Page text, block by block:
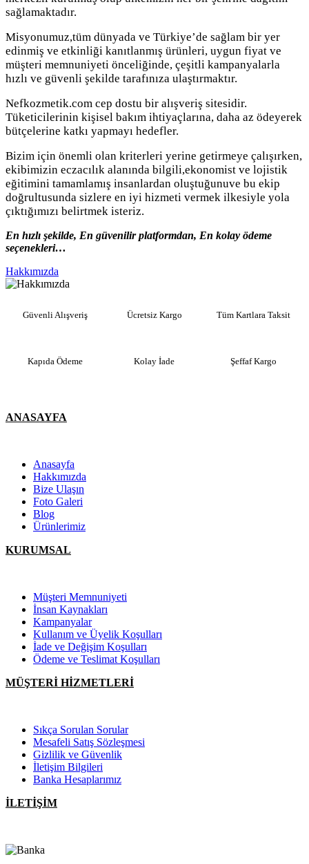
sağlamaktadır.
Misyonumuz,tüm dünyada ve Türkiye’de sağlam bir yer
edinmiş ve etkinliği kanıtlanmış ürünleri, uygun fiyat ve
müşteri memnuniyeti önceliğinde, çeşitli kampanyalarla
hızlı ve güvenli şekilde tarafınıza ulaştırmaktır.
Nefkozmetik.com cep dostu bir alışveriş sitesidir.
Tüketicilerinin kişisel bakım ihtiyaçlarına, daha az ödeyerek
bütçelerine katkı yapmayı hedefler.
Bizim için önemli olan kriterleri yerine getirmeye çalışırken,
ekibimizin eczacılık alanında bilgili,ekonomist ve lojistik
eğitimini tamamlamış insanlardan oluştuğunuve bu ekip
doğrultusunda sizlere en iyi hizmeti vermek ilkesiyle yola
çıktığımızı belirtmek isteriz.
En hızlı şekilde, En güvenilir platformdan, En kolay ödeme
seçenekleri…
Hakkımızda
Güvenli Alışveriş Ücretsiz Kargo Tüm Kartlara Taksit
Kapıda Ödeme Kolay İade Şeffaf Kargo
ANASAYFA
Anasayfa
Hakkımızda
Bize Ulaşın
Foto Galeri
Blog
Ürünlerimiz
KURUMSAL
Müşteri Memnuniyeti
İnsan Kaynakları
Kampanyalar
Kullanım ve Üyelik Koşulları
İade ve Değişim Koşulları
Ödeme ve Teslimat Koşulları
MÜŞTERİ HİZMETLERİ
Sıkça Sorulan Sorular
Mesafeli Satış Sözleşmesi
Gizlilik ve Güvenlik
İletişim Bilgileri
Banka Hesaplarımız
İLETİŞİM